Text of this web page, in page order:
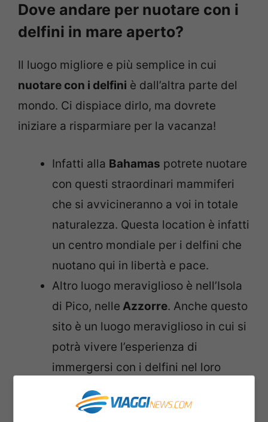
Dove andare per nuotare con i
delfini in mare aperto?
Il luogo migliore e più semplice in cui
nuotare con i delfini è dall’altra parte del
mondo. Ci dispiace dirlo, ma dovrete
iniziare a risparmiare per la vacanza!
Infatti alla Bahamas potrete nuotare
con questi straordinari mammiferi
che si avvicineranno a voi in totale
naturalezza. Questa location è infatti
un centro mondiale per i delfini che
nuotano qui in libertà e pace.
Altro luogo meraviglioso è nell’Isola
di Pico, nelle Azzorre. Anche questo
sito è un luogo meraviglioso in cui si
potrà vivere l’esperienza di
immergersi con i delfini nel loro
habitat naturale con solo maschera
e boccaglio.